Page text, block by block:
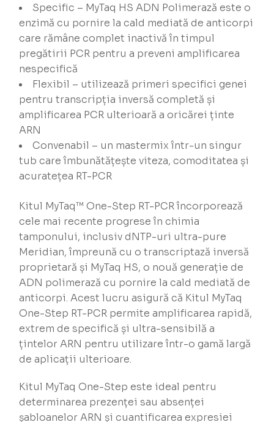
Specific – MyTaq HS ADN Polimerază este o
enzimă cu pornire la cald mediată de anticorpi
care rămâne complet inactivă în timpul
pregătirii PCR pentru a preveni amplificarea
nespecifică
Flexibil – utilizează primeri specifici genei
pentru transcripția inversă completă și
amplificarea PCR ulterioară a oricărei ținte
ARN
Convenabil – un mastermix într-un singur
tub care îmbunătățește viteza, comoditatea și
acuratețea RT-PCR
Kitul MyTaq™ One-Step RT-PCR încorporează
cele mai recente progrese în chimia
tamponului, inclusiv dNTP-uri ultra-pure
Meridian, împreună cu o transcriptază inversă
proprietară și MyTaq HS, o nouă generație de
ADN polimerază cu pornire la cald mediată de
anticorpi. Acest lucru asigură că Kitul MyTaq
One-Step RT-PCR permite amplificarea rapidă,
extrem de specifică și ultra-sensibilă a
țintelor ARN pentru utilizare într-o gamă largă
de aplicații ulterioare.
Kitul MyTaq One-Step este ideal pentru
determinarea prezenței sau absenței
șabloanelor ARN și cuantificarea expresiei